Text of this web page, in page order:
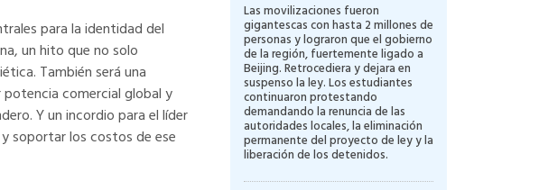
para la identidad del
un hito que no solo
También será una
comercial global y
Y un incordio para el líder
soportar los costos de ese
Las movilizaciones fueron
gigantescas con hasta 2 millones de
personas y lograron que el gobierno
de la región, fuertemente ligado a
Beijing. Retrocediera y dejara en
suspenso la ley. Los estudiantes
continuaron protestando
demandando la renuncia de las
autoridades locales, la eliminación
permanente del proyecto de ley y la
liberación de los detenidos.